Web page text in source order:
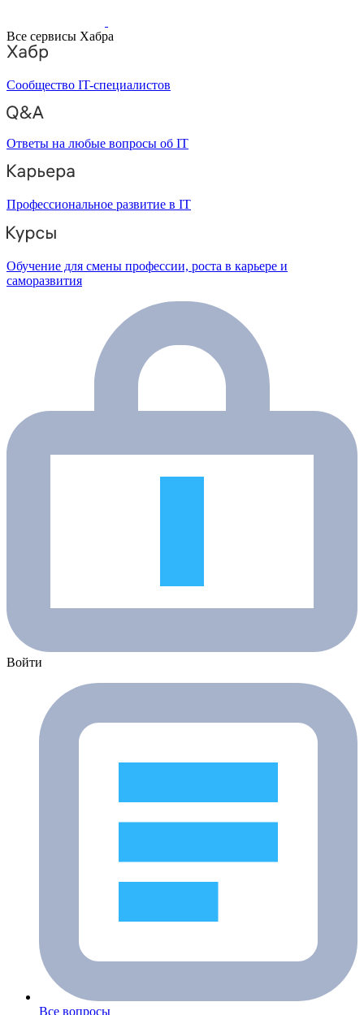
Все сервисы Хабра
Сообщество IT-специалистов
Ответы на любые вопросы об IT
Профессиональное развитие в IT
Обучение для смены профессии, роста в карьере и
саморазвития
Войти
Все вопросы